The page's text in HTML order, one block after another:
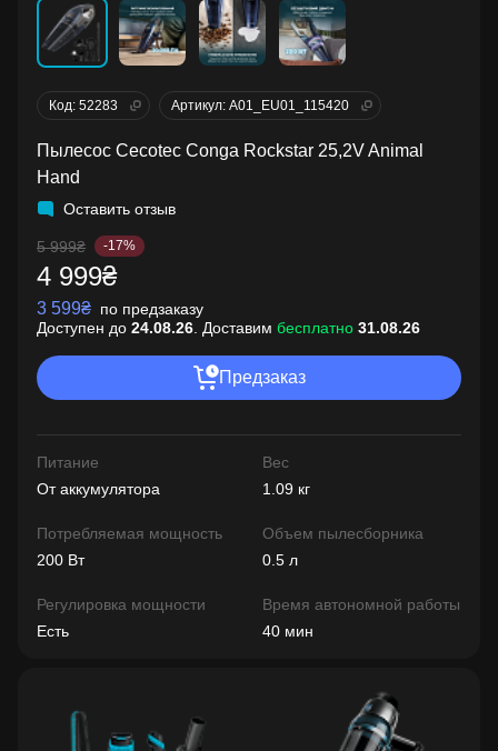
Код: 52283 Артикул: A01_EU01_115420
Пылесос Cecotec Conga Rockstar 25,2V Animal
Hand
Оставить отзыв
5 999₴ -17%
4 999₴
3 599₴ по предзаказу
Доступен до 24.08.26 . Доставим бесплатно 31.08.26
Предзаказ
Питание
От аккумулятора
Вес
1.09 кг
Потребляемая мощность
200 Вт
Объем пылесборника
0.5 л
Регулировка мощности
Есть
Время автономной работы
40 мин